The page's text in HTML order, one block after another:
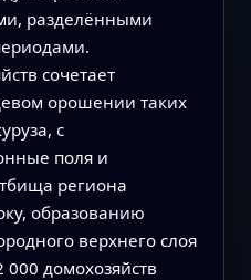
разделёнными
сочетает
орошении таких
с
поля и
региона
образованию
верхнего слоя
домохозяйств